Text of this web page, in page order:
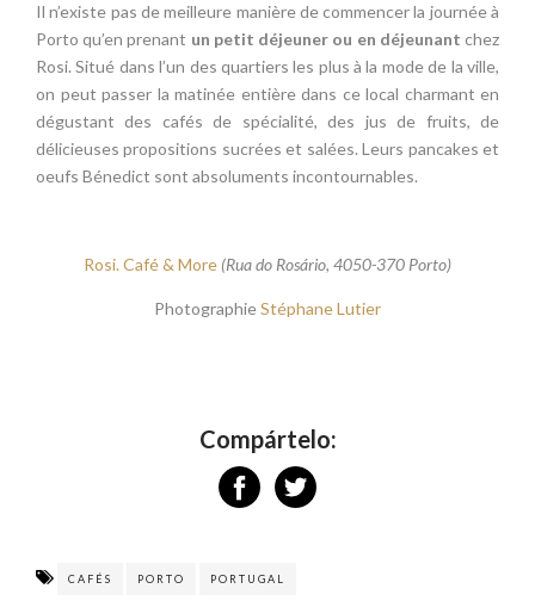
Il n’existe pas de meilleure manière de commencer la journée à
Porto qu’en prenant un petit déjeuner ou en déjeunant chez
Rosi. Situé dans l’un des quartiers les plus à la mode de la ville,
on peut passer la matinée entière dans ce local charmant en
dégustant des cafés de spécialité, des jus de fruits, de
délicieuses propositions sucrées et salées. Leurs pancakes et
oeufs Bénedict sont absoluments incontournables.
Rosi. Café & More (Rua do Rosário, 4050-370 Porto)
PhotographieStéphane Lutier
Compártelo:
CAFÉS PORTO PORTUGAL